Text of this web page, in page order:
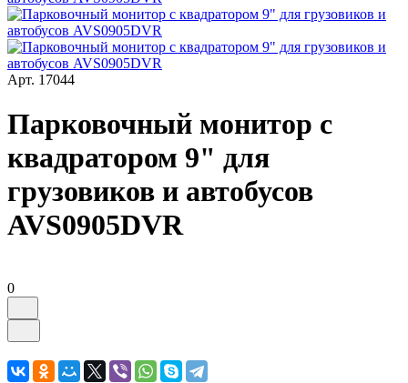
Арт. 17044
Парковочный монитор с
квадратором 9" для
грузовиков и автобусов
AVS0905DVR
0